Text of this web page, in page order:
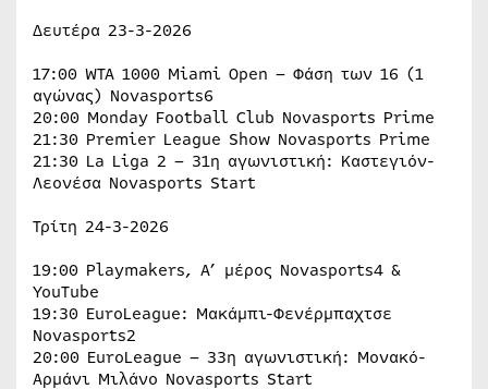
Δευτέρα 23-3-2026
17:00 WTA 1000 Miami Open – Φάση των 16 (1
αγώνας) Novasports6
20:00 Monday Football Club Novasports Prime
21:30 Premier League Show Novasports Prime
21:30 La Liga 2 – 31η αγωνιστική: Καστεγιόν-
Λεονέσα Novasports Start
Τρίτη 24-3-2026
19:00 Playmakers, A’ μέρος Novasports4 &
YouTube
19:30 EuroLeague: Μακάμπι-Φενέρμπαχτσε
Novasports2
20:00 EuroLeague – 33η αγωνιστική: Μονακό-
Αρμάνι Μιλάνο Novasports Start